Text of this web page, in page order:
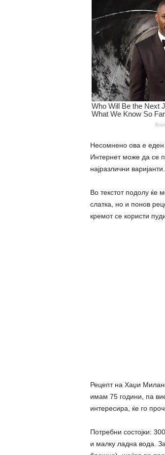
Несомнено ова е еден
Интернет може да се
најразлични варијанти.
Во текстот подолу ќе
слатка, но и понов
кремот се користи
Рецепт на Хаџи
имам 75 години, па вие
интересира, ќе го
Потребни состојки:
и малку ладна вода.